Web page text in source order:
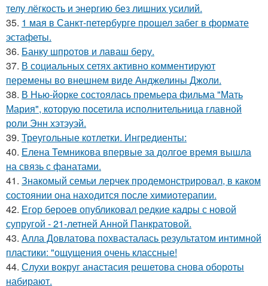
телу лёгкость и энергию без лишних усилий.
35. 1 мая в Санкт-петербурге прошел забег в формате
эстафеты.
36. Банку шпротов и лаваш беру.
37. В социальных сетях активно комментируют
перемены во внешнем виде Анджелины Джоли.
38. В Нью-йорке состоялась премьера фильма "Мать
Мария", которую посетила исполнительница главной
роли Энн хэтэуэй.
39. Треугольные котлетки. Ингредиенты:
40. Елена Темникова впервые за долгое время вышла
на связь с фанатами.
41. Знакомый семьи лерчек продемонстрировал, в каком
состоянии она находится после химиотерапии.
42. Егор бероев опубликовал редкие кадры с новой
супругой - 21-летней Анной Панкратовой.
43. Алла Довлатова похвасталась результатом интимной
пластики: "ощущения очень классные!
44. Слухи вокруг анастасия решетова снова обороты
набирают.